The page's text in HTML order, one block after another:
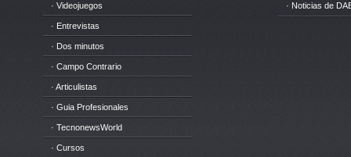
· Videojuegos
· Entrevistas
· Dos minutos
· Campo Contrario
· Articulistas
· Guia Profesionales
· TecnonewsWorld
· Cursos
· Noticias de